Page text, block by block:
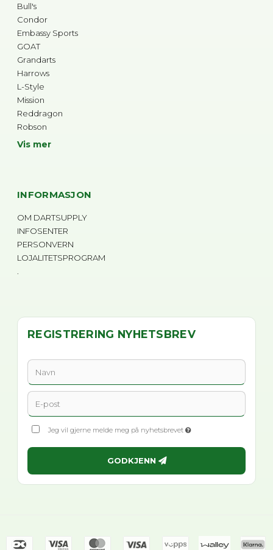
Bull's
Condor
Embassy Sports
GOAT
Grandarts
Harrows
L-Style
Mission
Reddragon
Robson
Vis mer
INFORMASJON
OM DARTSUPPLY
INFOSENTER
PERSONVERN
LOJALITETSPROGRAM
REGISTRERING NYHETSBREV
Jeg vil gjerne melde meg på nyhetsbrevet
GODKJENN